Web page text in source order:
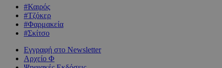
#Καιρός
#Τζόκερ
#Φαρμακεία
#Σκίτσο
Εγγραφή στο Newsletter
Αρχείο Φ